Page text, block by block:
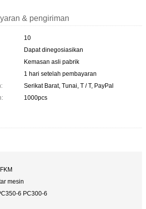
& pengiriman
10
Dapat dinegosiasikan
Kemasan asli pabrik
1 hari setelah pembayaran
Serikat Barat, Tunai, T / T, PayPal
1000pcs
mesin
6 PC300-6